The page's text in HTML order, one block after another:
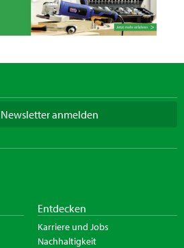
Newsletter anmelden
Entdecken
Karriere und Jobs
Nachhaltigkeit